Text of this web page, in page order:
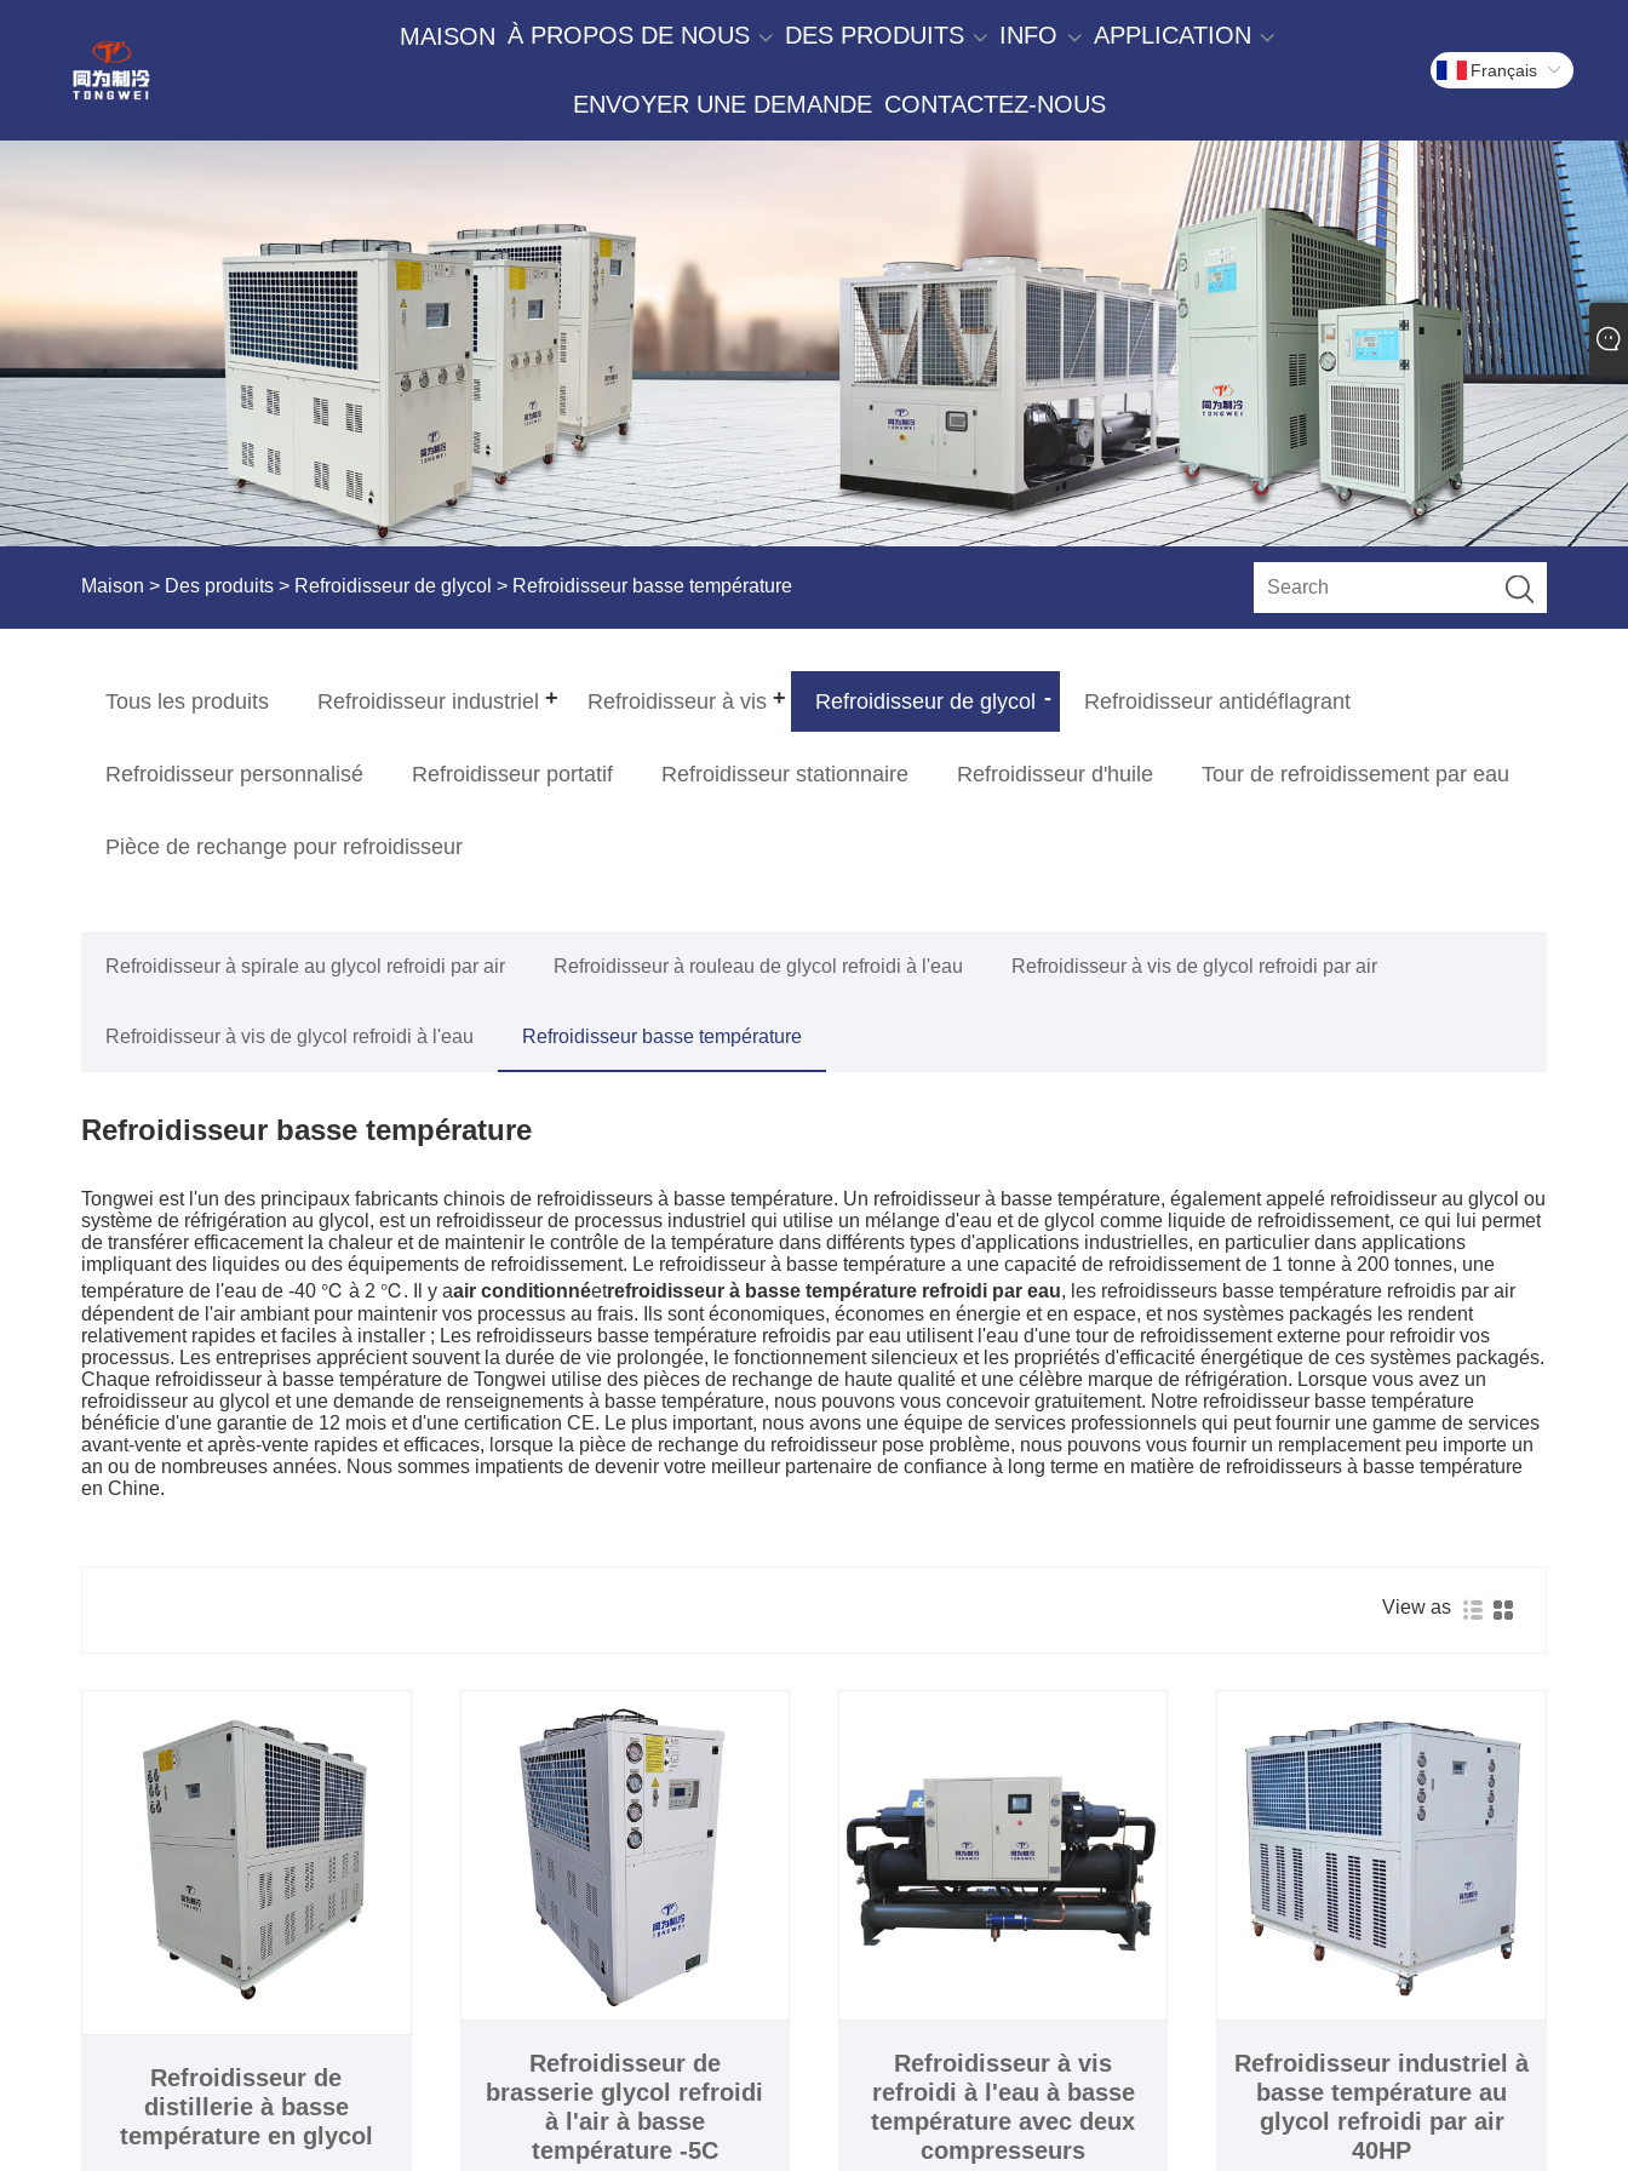
MAISON À PROPOS DE NOUS DES PRODUITS INFO APPLICATION
ENVOYER UNE DEMANDE CONTACTEZ-NOUS
Français
Maison > Des produits > Refroidisseur de glycol > Refroidisseur basse température
Tous les produits Refroidisseur industriel Refroidisseur à vis Refroidisseur de glycol Refroidisseur antidéflagrant
Refroidisseur personnalisé Refroidisseur portatif Refroidisseur stationnaire Refroidisseur d'huile Tour de refroidissement par eau
Pièce de rechange pour refroidisseur
Refroidisseur à spirale au glycol refroidi par air Refroidisseur à rouleau de glycol refroidi à l'eau Refroidisseur à vis de glycol refroidi par air
Refroidisseur à vis de glycol refroidi à l'eau Refroidisseur basse température
Refroidisseur basse température
Tongwei est l'un des principaux fabricants chinois de refroidisseurs à basse température. Un refroidisseur à basse température, également appelé refroidisseur au glycol ou
système de réfrigération au glycol, est un refroidisseur de processus industriel qui utilise un mélange d'eau et de glycol comme liquide de refroidissement, ce qui lui permet
de transférer efficacement la chaleur et de maintenir le contrôle de la température dans différents types d'applications industrielles, en particulier dans applications
impliquant des liquides ou des équipements de refroidissement. Le refroidisseur à basse température a une capacité de refroidissement de 1 tonne à 200 tonnes, une
température de l'eau de -40 ℃ à 2 ℃. Il y aair conditionnéetrefroidisseur à basse température refroidi par eau, les refroidisseurs basse température refroidis par air
dépendent de l'air ambiant pour maintenir vos processus au frais. Ils sont économiques, économes en énergie et en espace, et nos systèmes packagés les rendent
relativement rapides et faciles à installer ; Les refroidisseurs basse température refroidis par eau utilisent l'eau d'une tour de refroidissement externe pour refroidir vos
processus. Les entreprises apprécient souvent la durée de vie prolongée, le fonctionnement silencieux et les propriétés d'efficacité énergétique de ces systèmes packagés.
Chaque refroidisseur à basse température de Tongwei utilise des pièces de rechange de haute qualité et une célèbre marque de réfrigération. Lorsque vous avez un
refroidisseur au glycol et une demande de renseignements à basse température, nous pouvons vous concevoir gratuitement. Notre refroidisseur basse température
bénéficie d'une garantie de 12 mois et d'une certification CE. Le plus important, nous avons une équipe de services professionnels qui peut fournir une gamme de services
avant-vente et après-vente rapides et efficaces, lorsque la pièce de rechange du refroidisseur pose problème, nous pouvons vous fournir un remplacement peu importe un
an ou de nombreuses années. Nous sommes impatients de devenir votre meilleur partenaire de confiance à long terme en matière de refroidisseurs à basse température
en Chine.
View as
Refroidisseur de
distillerie à basse
température en glycol
Refroidisseur de
brasserie glycol refroidi
à l'air à basse
température -5C
Refroidisseur à vis
refroidi à l'eau à basse
température avec deux
compresseurs
Refroidisseur industriel à
basse température au
glycol refroidi par air
40HP